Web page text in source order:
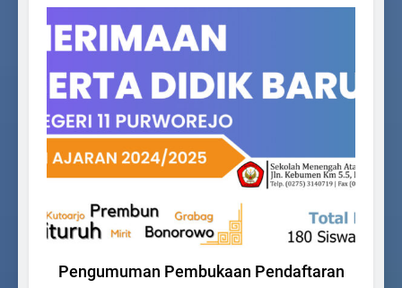
PPDB
Pengumuman Pembukaan Pendaftaran